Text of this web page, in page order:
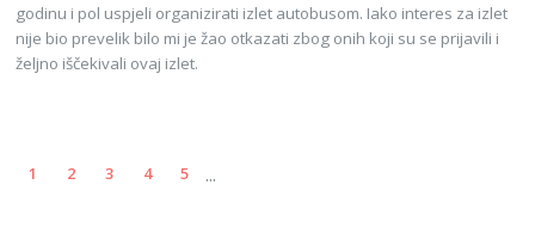
godinu i pol uspjeli organizirati izlet autobusom. Iako interes za izlet
nije bio prevelik bilo mi je žao otkazati zbog onih koji su se prijavili i
željno iščekivali ovaj izlet.
1 2 3 4 5 ...